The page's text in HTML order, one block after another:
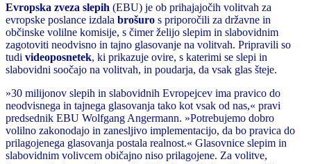
Evropska zveza slepih (EBU) je ob prihajajočih volitvah za
evropske poslance izdala brošuro s priporočili za državne in
občinske volilne komisije, s čimer želijo slepim in slabovidnim
zagotoviti neodvisno in tajno glasovanje na volitvah. Pripravili so
tudi videoposnetek, ki prikazuje ovire, s katerimi se slepi in
slabovidni soočajo na volitvah, in poudarja, da vsak glas šteje.
»30 milijonov slepih in slabovidnih Evropejcev ima pravico do
neodvisnega in tajnega glasovanja tako kot vsak od nas,« pravi
predsednik EBU Wolfgang Angermann. »Potrebujemo dobro
volilno zakonodajo in zanesljivo implementacijo, da bo pravica do
prilagojenega glasovanja postala realnost.« Glasovnice slepim in
slabovidnim volivcem običajno niso prilagojene. Za volitve,